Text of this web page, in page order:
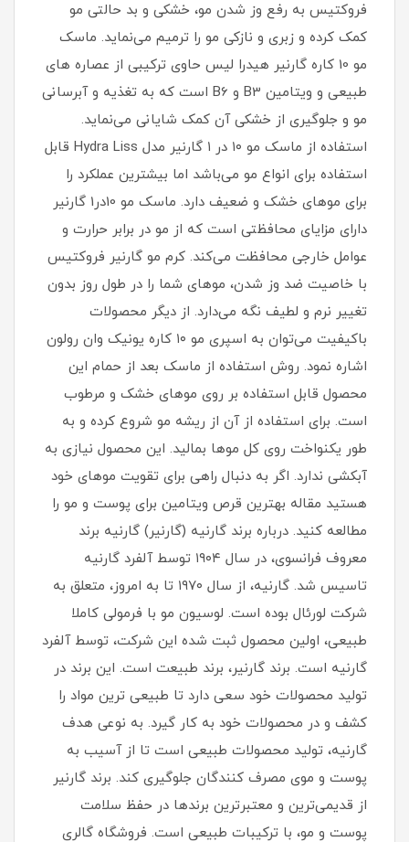
فروکتیس به رفع وز شدن مو، خشکی و بد حالتی مو
کمک کرده و زبری و نازکی مو را ترمیم می‌نماید. ماسک
مو 10 کاره گارنیر هیدرا لیس حاوی ترکیبی از عصاره های
طبیعی و ویتامین B3 و B6 است که به تغذیه و آبرسانی
مو و جلوگیری از خشکی آن کمک شایانی می‌نماید.
استفاده از ماسک مو ۱۰ در ۱ گارنیر مدل Hydra Liss قابل
استفاده برای انواع مو می‌باشد اما بیشترین عملکرد را
برای موهای خشک و ضعیف دارد. ماسک مو 10در1 گارنیر
دارای مزایای محافظتی است که از مو در برابر حرارت و
عوامل خارجی محافظت می‌کند. کرم مو گارنیر فروکتیس
با خاصیت ضد وز شدن، موهای شما را در طول روز بدون
تغییر نرم و لطیف نگه می‌دارد. از دیگر محصولات
باکیفیت می‌توان به اسپری مو ۱۰ کاره یونیک وان رولون
اشاره نمود. روش استفاده از ماسک بعد از حمام این
محصول قابل استفاده بر روی موهای خشک و مرطوب
است. برای استفاده از آن از ریشه مو شروع کرده و به
طور یکنواخت روی کل موها بمالید. این محصول نیازی به
آبکشی ندارد. اگر به دنبال راهی برای تقویت موهای خود
هستید مقاله بهترین قرص ویتامین برای پوست و مو را
مطالعه کنید. درباره برند گارنیه (گارنیر) گارنیه برند
معروف فرانسوی، در سال ۱۹۰۴ توسط آلفرد گارنیه
تاسیس شد. گارنیه، از سال ۱۹۷۰ تا به امروز، متعلق به
شرکت لورئال بوده است. لوسیون مو با فرمولی کاملا
طبیعی، اولین محصول ثبت شده این شرکت، توسط آلفرد
گارنیه است. برند گارنیر، برند طبیعت است. این برند در
تولید محصولات خود سعی دارد تا طبیعی ترین مواد را
کشف و در محصولات خود به کار گیرد. به نوعی هدف
گارنیه، تولید محصولات طبیعی است تا از آسیب به
پوست و موی مصرف کنندگان جلوگیری کند. برند گارنیر
از قدیمی‌ترین و معتبرترین برندها در حفظ سلامت
پوست و مو، با ترکیبات طبیعی است. فروشگاه گالری